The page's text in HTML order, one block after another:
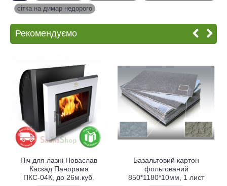
сітка на димар недорого
Рекомендуємо
Піч для лазні Новаслав
Каскад Панорама
ПКС-04К, до 26м.куб.
Базальтовий картон
фольгований
850*1180*10мм, 1 лист